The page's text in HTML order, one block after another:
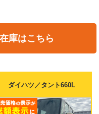
庫はこちら
ダイハツ／タント660L